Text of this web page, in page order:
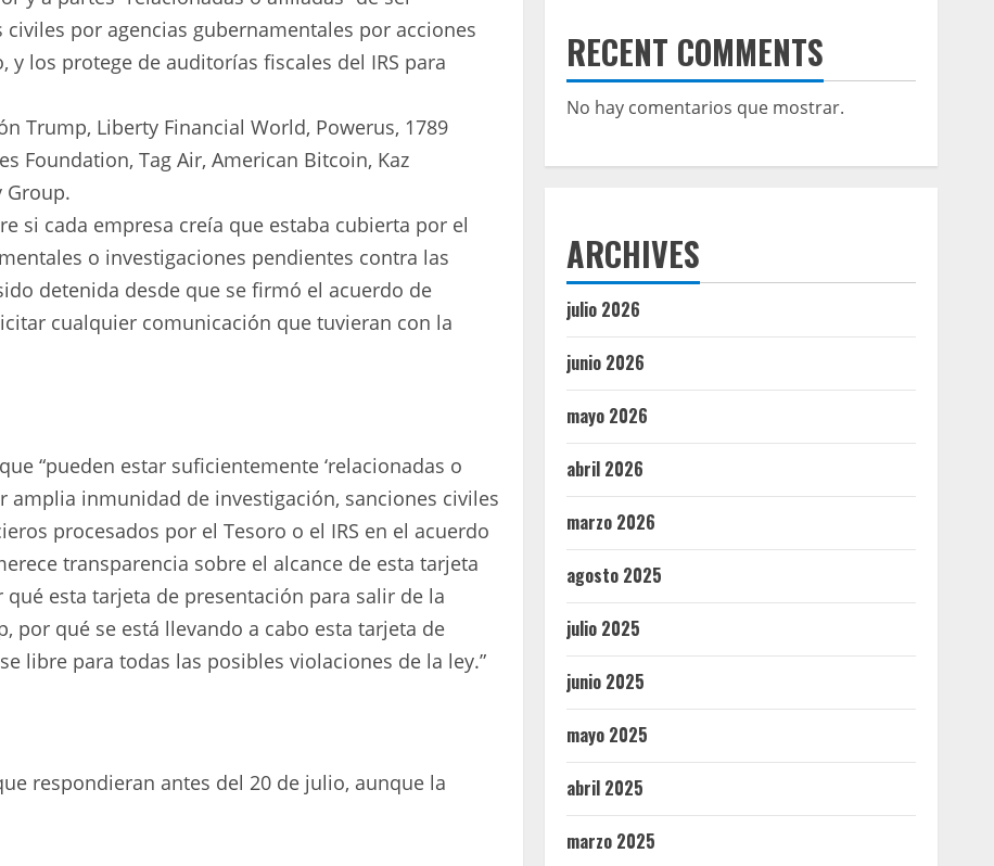
por agencias gubernamentales por acciones
los protege de auditorías fiscales del IRS para
Trump, Liberty Financial World, Powerus, 1789
Foundation, Tag Air, American Bitcoin, Kaz
Group.
si cada empresa creía que estaba cubierta por el
o investigaciones pendientes contra las
detenida desde que se firmó el acuerdo de
cualquier comunicación que tuvieran con la
“pueden estar suficientemente ‘relacionadas o
amplia inmunidad de investigación, sanciones civiles
procesados por el Tesoro o el IRS en el acuerdo
transparencia sobre el alcance de esta tarjeta
esta tarjeta de presentación para salir de la
por qué se está llevando a cabo esta tarjeta de
libre para todas las posibles violaciones de la ley.”
respondieran antes del 20 de julio, aunque la
RECENT COMMENTS
No hay comentarios que mostrar.
ARCHIVES
julio 2026
junio 2026
mayo 2026
abril 2026
marzo 2026
agosto 2025
julio 2025
junio 2025
mayo 2025
abril 2025
marzo 2025